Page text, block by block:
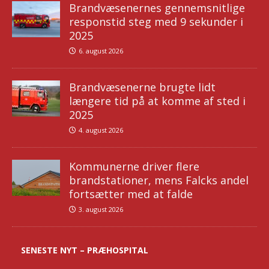
Brandvæsenernes gennemsnitlige
responstid steg med 9 sekunder i
2025
6. august 2026
Brandvæsenerne brugte lidt
længere tid på at komme af sted i
2025
4. august 2026
Kommunerne driver flere
brandstationer, mens Falcks andel
fortsætter med at falde
3. august 2026
SENESTE NYT – PRÆHOSPITAL